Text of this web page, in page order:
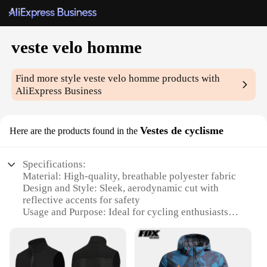
veste velo homme
Find more styleveste velo homme products with
AliExpress Business
Here are the products found in the Vestes de cyclisme
Specifications:
Material: High-quality, breathable polyester fabric
Design and Style: Sleek, aerodynamic cut with
reflective accents for safety
Usage and Purpose: Ideal for cycling enthusiasts
Performance and Property: Moisture-wicking,
quick-drying fabric to keep you cool and dry
Parts and Accessories: Comes with a convenient